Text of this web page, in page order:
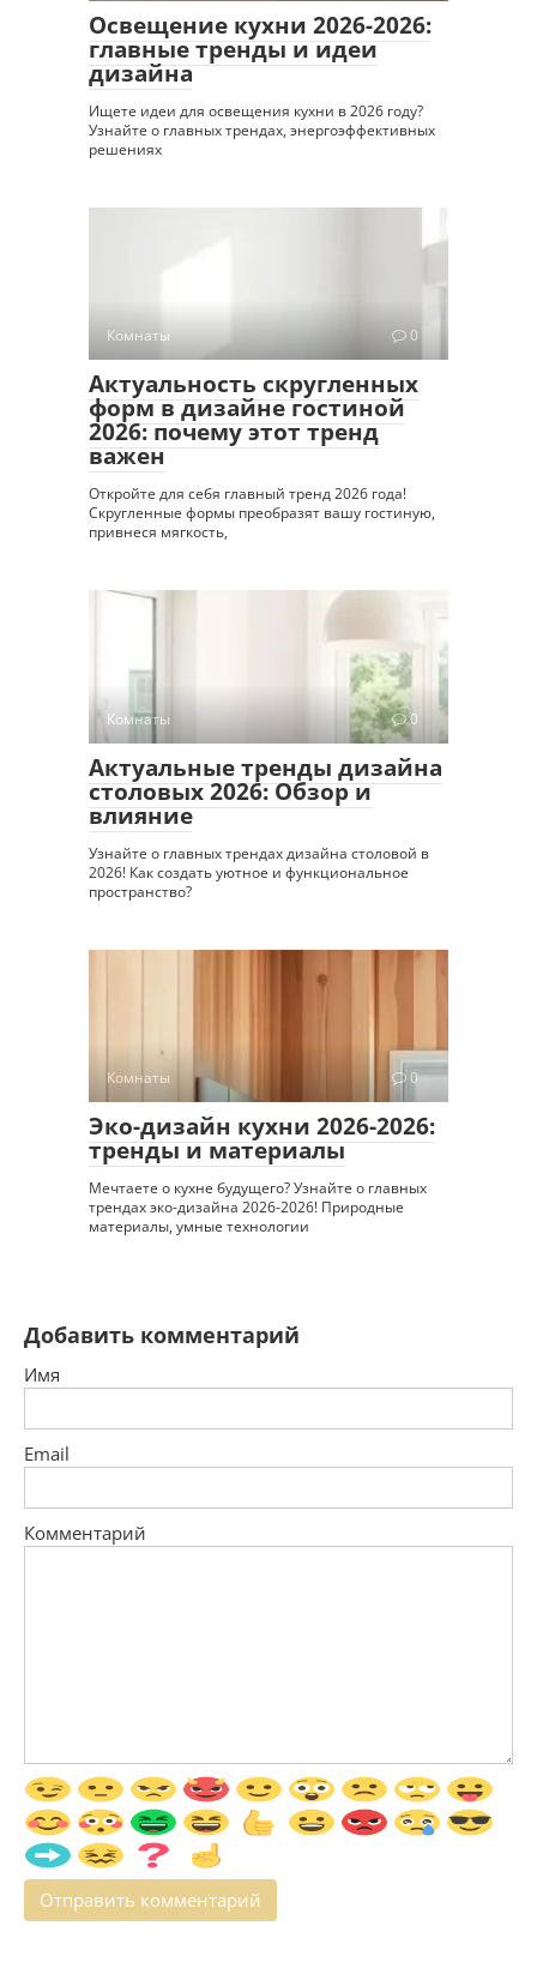
Освещение кухни 2026-2026:
главные тренды и идеи
дизайна
Ищете идеи для освещения кухни в 2026 году?
Узнайте о главных трендах, энергоэффективных
решениях
Комнаты 0
Актуальность скругленных
форм в дизайне гостиной
2026: почему этот тренд
важен
Откройте для себя главный тренд 2026 года!
Скругленные формы преобразят вашу гостиную,
привнеся мягкость,
Комнаты 0
Актуальные тренды дизайна
столовых 2026: Обзор и
влияние
Узнайте о главных трендах дизайна столовой в
2026! Как создать уютное и функциональное
пространство?
Комнаты 0
Эко-дизайн кухни 2026-2026:
тренды и материалы
Мечтаете о кухне будущего? Узнайте о главных
трендах эко-дизайна 2026-2026! Природные
материалы, умные технологии
Добавить комментарий
Имя
Email
Комментарий